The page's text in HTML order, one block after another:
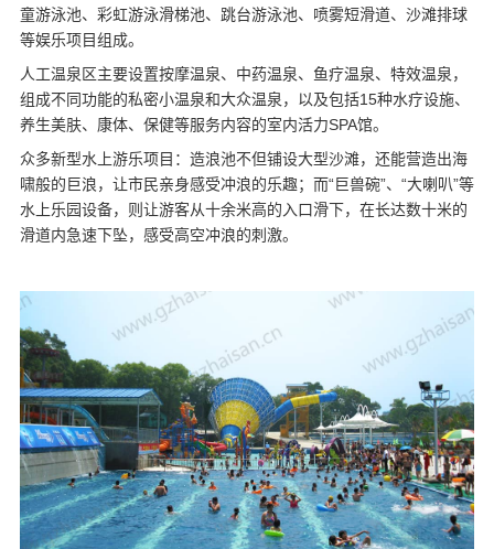
童游泳池、彩虹游泳滑梯池、跳台游泳池、喷雾短滑道、沙滩排球
等娱乐项目组成。
人工温泉区主要设置按摩温泉、中药温泉、鱼疗温泉、特效温泉，
组成不同功能的私密小温泉和大众温泉，以及包括15种水疗设施、
养生美肤、康体、保健等服务内容的室内活力SPA馆。
众多新型水上游乐项目：造浪池不但铺设大型沙滩，还能营造出海
啸般的巨浪，让市民亲身感受冲浪的乐趣；而“巨兽碗”、“大喇叭”等
水上乐园设备，则让游客从十余米高的入口滑下，在长达数十米的
滑道内急速下坠，感受高空冲浪的刺激。